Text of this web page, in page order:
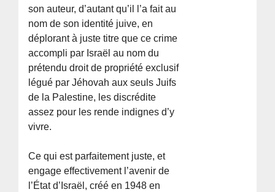
son auteur, d’autant qu’il l’a fait au
nom de son identité juive, en
déplorant à juste titre que ce crime
accompli par Israël au nom du
prétendu droit de propriété exclusif
légué par Jéhovah aux seuls Juifs
de la Palestine, les discrédite
assez pour les rende indignes d’y
vivre.
Ce qui est parfaitement juste, et
engage effectivement l’avenir de
l’État d’Israël, créé en 1948 en